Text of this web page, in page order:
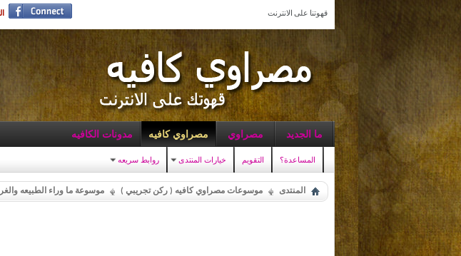
قهوتنا على الانترنت
ما الجديد مصراوي مصراوي كافيه
المساعدة؟ التقويم خيارات المنتدى روابط سريعه
مدونات الكافيه
المنتدى موسوعات مصراوي كافيه ( ركن تجريبي ) موسوعة ما وراء الطبيعه